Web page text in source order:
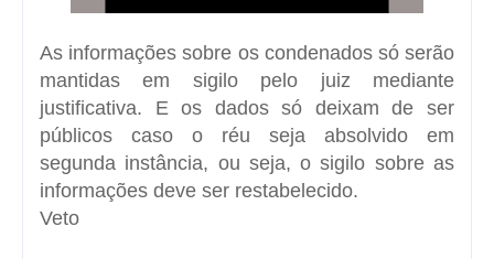
As informações sobre os condenados só serão
mantidas em sigilo pelo juiz mediante
justificativa. E os dados só deixam de ser
públicos caso o réu seja absolvido em
segunda instância, ou seja, o sigilo sobre as
informações deve ser restabelecido.
Veto